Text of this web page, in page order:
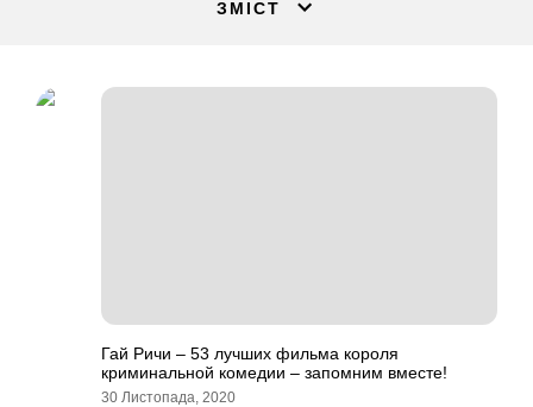
ЗМІСТ
Гай Ричи – 53 лучших фильма короля
криминальной комедии – запомним вместе!
30 Листопада, 2020